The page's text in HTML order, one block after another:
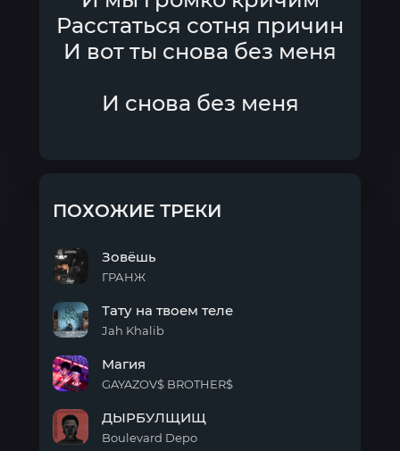
Расстаться сотня причин
И вот ты снова без меня
И снова без меня
ПОХОЖИЕ ТРЕКИ
Зовёшь
ГРАНЖ
на
твоем
Тату на твоем теле
Jah Khalib
Магия
GAYAZOV$ BROTHER$
ДЫРБУЛЩИЩ
Boulevard Depo